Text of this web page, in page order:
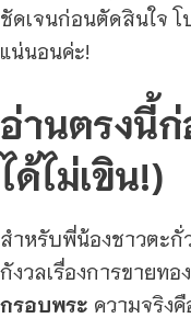
ชัดเจนก่อนตัดสินใจ โ
แน่นอนค่ะ!
อ่านตรงนี้ก่
ได้ไม่เขิน!)
สำหรับพี่น้องชาวตะกั่
กังวลเรื่องการขายทอง
กรอบพระ ความจริง